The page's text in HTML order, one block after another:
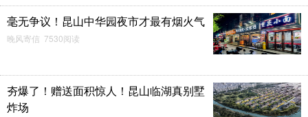
毫无争议！昆山中华园夜市才最有烟火气
晚风寄信 7530阅读
夯爆了！赠送面积惊人！昆山临湖真别墅
炸场